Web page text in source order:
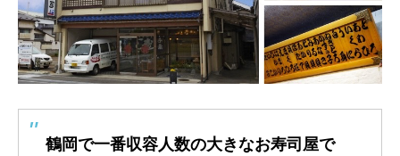
鶴岡で一番収容人数の大きなお寿司屋で